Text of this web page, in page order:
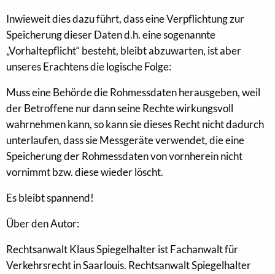
Inwieweit dies dazu führt, dass eine Verpflichtung zur
Speicherung dieser Daten d.h. eine sogenannte
„Vorhaltepflicht“ besteht, bleibt abzuwarten, ist aber
unseres Erachtens die logische Folge:
Muss eine Behörde die Rohmessdaten herausgeben, weil
der Betroffene nur dann seine Rechte wirkungsvoll
wahrnehmen kann, so kann sie dieses Recht nicht dadurch
unterlaufen, dass sie Messgeräte verwendet, die eine
Speicherung der Rohmessdaten von vornherein nicht
vornimmt bzw. diese wieder löscht.
Es bleibt spannend!
Über den Autor:
Rechtsanwalt Klaus Spiegelhalter ist Fachanwalt für
Verkehrsrecht in Saarlouis. Rechtsanwalt Spiegelhalter